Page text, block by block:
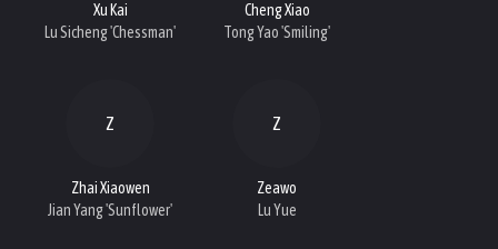
Xu Kai
Lu Sicheng 'Chessman'
Cheng Xiao
Tong Yao 'Smiling'
Z
Zhai Xiaowen
Jian Yang 'Sunflower'
Z
Zeawo
Lu Yue